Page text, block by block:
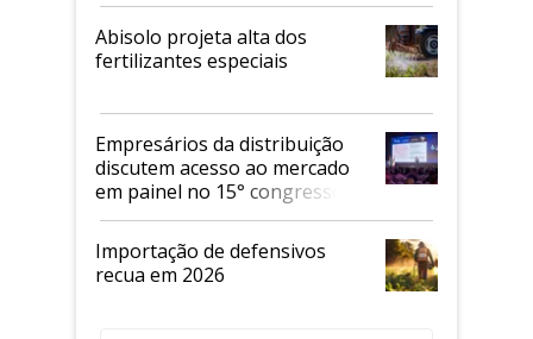
Abisolo projeta alta dos
fertilizantes especiais
Empresários da distribuição
discutem acesso ao mercado
em painel no 15° congresso
Andav
Importação de defensivos
recua em 2026